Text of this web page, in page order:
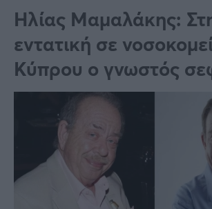
Πολιτική
Τράπεζες
Επιδοτήσεις
ΕΣΠΑ
Κόσμος
Lifestyle
Αθλητικά
Υγεία
Γυναίκα
Ηλίας Μαμαλάκης:
εντατική σε
Κύπρου ο γνωστός